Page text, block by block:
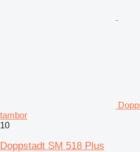
tambor
10
Doppstadt SM 518 Plus